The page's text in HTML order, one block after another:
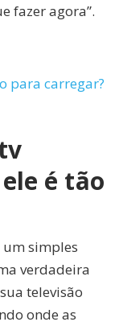
fazer agora”.
para carregar?
é tão
simples
verdadeira
televisão
onde as